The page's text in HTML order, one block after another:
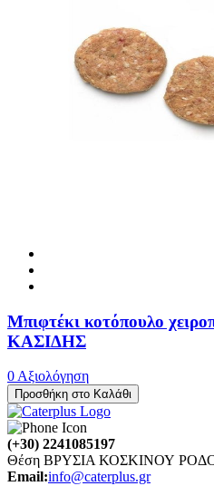
Μπιφτέκι κοτόπουλο
ΚΑΣΙΔΗΣ
0 Αξιολόγηση
Προσθήκη στο Καλάθι
(+30) 2241085197
Θέση ΒΡΥΣΙΑ ΚΟΣΚΙΝΟΥ
Email:info@caterplus.gr